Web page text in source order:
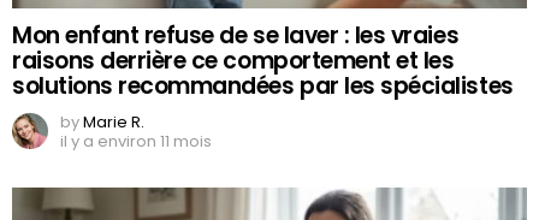
Mon enfant refuse de se laver : les vraies
raisons derrière ce comportement et les
solutions recommandées par les spécialistes
byMarie R.
il y a environ 11 mois